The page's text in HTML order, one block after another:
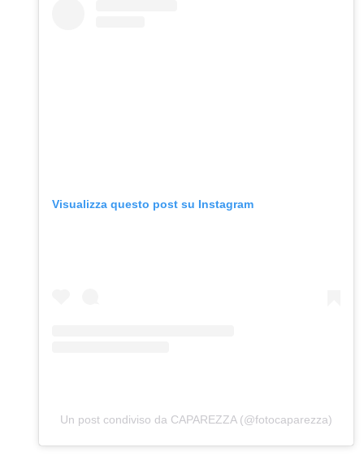
Visualizza questo post su Instagram
Un post condiviso da CAPAREZZA (@fotocaparezza)